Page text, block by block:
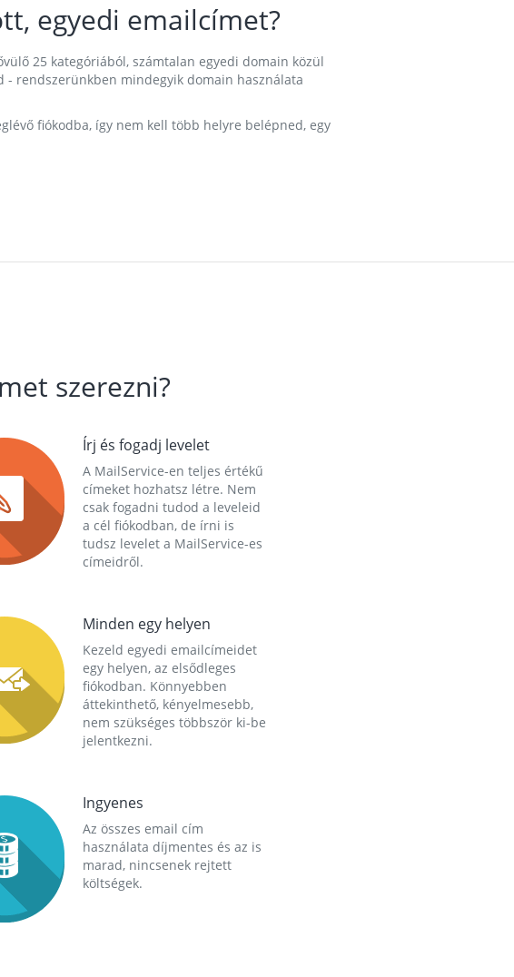
egyedi emailcímet?
25 kategóriából, számtalan egyedi domain közül
- rendszerünkben mindegyik domain használata
fiókodba, így nem kell több helyre belépned, egy
szerezni?
Írj és fogadj levelet
A MailService-en teljes értékű
címeket hozhatsz létre. Nem
csak fogadni tudod a leveleid
a cél fiókodban, de írni is
tudsz levelet a MailService-es
címeidről.
Minden egy helyen
Kezeld egyedi emailcímeidet
egy helyen, az elsődleges
fiókodban. Könnyebben
áttekinthető, kényelmesebb,
nem szükséges többször ki-be
jelentkezni.
Ingyenes
Az összes email cím
használata díjmentes és az is
marad, nincsenek rejtett
költségek.